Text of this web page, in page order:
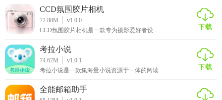
CCD氛围胶片相机
72.88M
v1.0.0
CCD氛围胶片相机是一款专为摄影爱好者设...
下载
考拉小说
74.67M
v1.0.1
考拉小说是一款集海量小说资源于一体的阅读...
下载
全能邮箱助手